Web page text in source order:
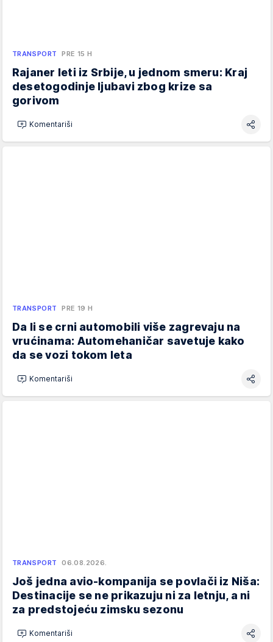
TRANSPORT PRE 15 H
Rajaner leti iz Srbije, u jednom smeru: Kraj
desetogodinje ljubavi zbog krize sa
gorivom
Komentariši
TRANSPORT PRE 19 H
Da li se crni automobili više zagrevaju na
vrućinama: Automehaničar savetuje kako
da se vozi tokom leta
Komentariši
TRANSPORT 06.08.2026.
Još jedna avio-kompanija se povlači iz Niša:
Destinacije se ne prikazuju ni za letnju, a ni
za predstojeću zimsku sezonu
Komentariši